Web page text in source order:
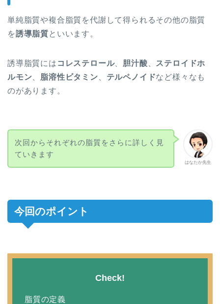
単純脂質や複合脂質を代謝して得られるその他の脂質
を誘導脂質 といいます。
誘導脂質には コレステロール、 胆汁酸
ステロイドホ
ルモン
脂溶性ビタミン テルペノイドなど様々なも
のがあります。
はなたか先生
次回からそれぞれの脂質をさらに詳しく見
ていきます
今回のポイント
Check!
脂質の定義